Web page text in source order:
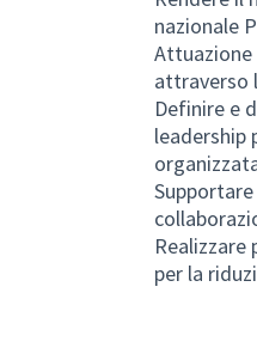
nazionale
Attuazione
attraverso
Definire e
leadership
per la